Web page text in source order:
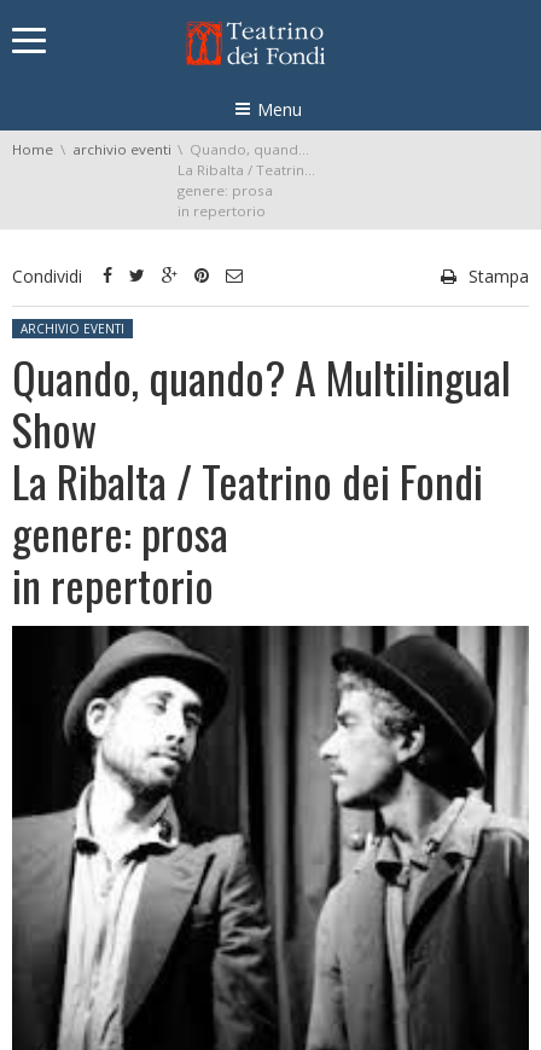
Menu
You are here:
Home archivio eventi
Quando, quando? A Multilingual Show
La Ribalta / Teatrino dei Fondi
genere: prosa
in repertorio
Condividi Stampa
Posted in:
ARCHIVIO EVENTI
Quando, quando? A Multilingual
Show
La Ribalta / Teatrino dei Fondi
genere: prosa
in repertorio